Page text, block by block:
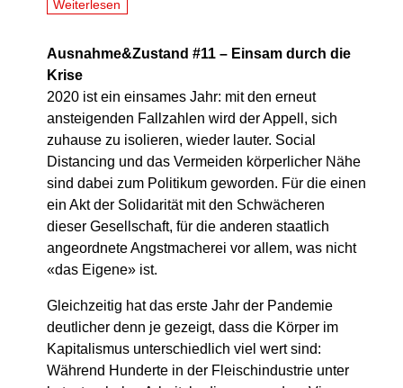
Weiterlesen
Ausnahme&Zustand #11 – Einsam durch die
Krise
2020 ist ein einsames Jahr: mit den erneut
ansteigenden Fallzahlen wird der Appell, sich
zuhause zu isolieren, wieder lauter. Social
Distancing und das Vermeiden körperlicher Nähe
sind dabei zum Politikum geworden. Für die einen
ein Akt der Solidarität mit den Schwächeren
dieser Gesellschaft, für die anderen staatlich
angeordnete Angstmacherei vor allem, was nicht
«das Eigene» ist.
Gleichzeitig hat das erste Jahr der Pandemie
deutlicher denn je gezeigt, dass die Körper im
Kapitalismus unterschiedlich viel wert sind:
Während Hunderte in der Fleischindustrie unter